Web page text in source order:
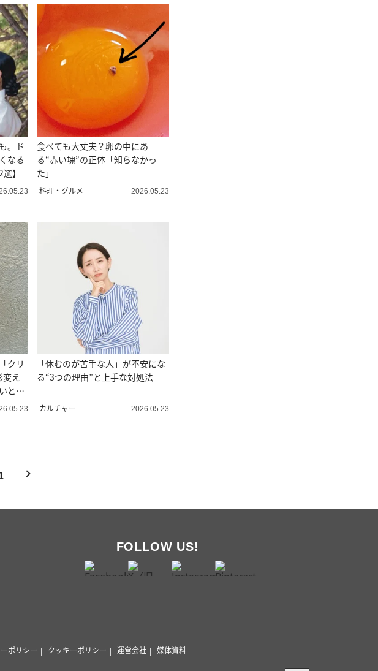
。ド
なる
】
食べても大丈夫？卵の中にあ
る“赤い塊”の正体「知らなかっ
た」
料理・グルメ 2026.05.23
クリ
変え
とき
「休むのが苦手な人」が不安にな
る“3つの理由”と上手な対処法
カルチャー 2026.05.23
FOLLOW US!
ポリシー クッキーポリシー 運営会社 媒体資料